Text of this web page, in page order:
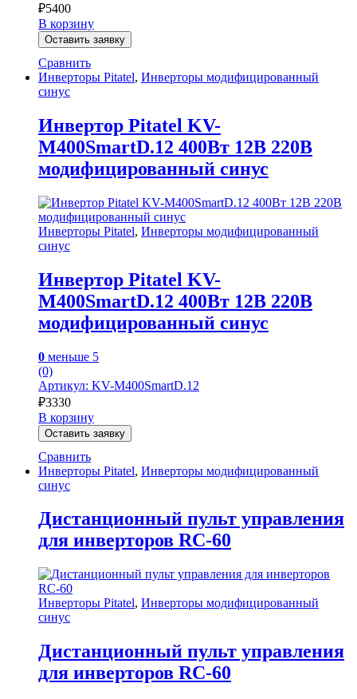
₽5400
В корзину
Оставить заявку
Сравнить
Инверторы Pitatel, Инверторы модифицированный
синус
Инвертор Pitatel KV-
M400SmartD.12 400Вт 12В 220В
модифицированный синус
Инверторы Pitatel, Инверторы модифицированный
синус
Инвертор Pitatel KV-
M400SmartD.12 400Вт 12В 220В
модифицированный синус
0 меньше 5
(0)
Артикул: KV-M400SmartD.12
₽3330
В корзину
Оставить заявку
Сравнить
Инверторы Pitatel, Инверторы модифицированный
синус
Дистанционный пульт управления
для инверторов RC-60
Инверторы Pitatel, Инверторы модифицированный
синус
Дистанционный пульт управления
для инверторов RC-60